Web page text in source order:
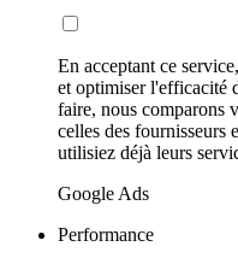
En acceptant ce
et optimiser l'efficacité
faire, nous comparons
celles des fournisseurs
utilisiez déjà leurs
Google Ads
Performance